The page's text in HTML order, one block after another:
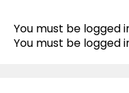
You must be logged
You must be logged